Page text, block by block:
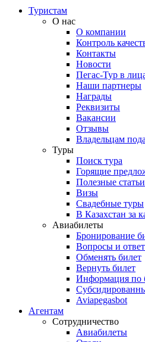
Туристам
О нас
О компании
Контроль
Контакты
Новости
Пегас-Тур в
Наши партнеры
Награды
Реквизиты
Вакансии
Отзывы
Владельцам
Туры
Поиск тура
Горящие
Полезные статьи
Визы
Свадебные туры
В Казахстан за
Авиабилеты
Бронирование
Вопросы и
Обменять билет
Вернуть билет
Информация по
Aviapegasbot
Агентам
Сотрудничество
Авиабилеты